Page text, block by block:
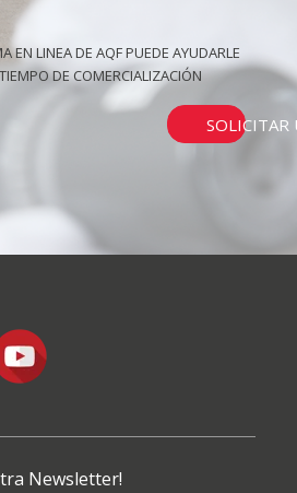
EN LINEA DE AQF PUEDE AYUDARLE
DE COMERCIALIZACIÓN
SOLICITAR
Newsletter!